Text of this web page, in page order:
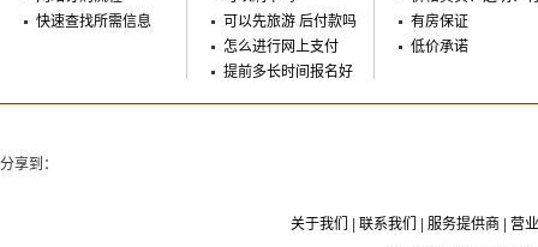
快速查找所需信息
可以先旅游 后付款吗
怎么进行网上支付
提前多长时间报名好
有房保证
低价承诺
分享到：
关于我们 联系我们 服务提供商
营